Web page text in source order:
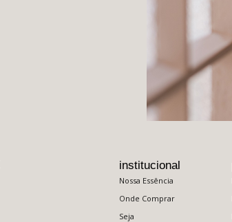
institucional
Nossa Essência
Onde Comprar
Seja